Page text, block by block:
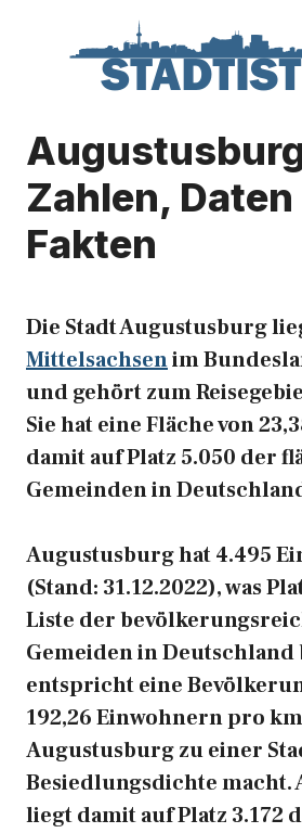
Zahlen,
Fakten
Die Stadt Augustusburg
Mittelsachsenim
und gehört zum
Sie hat eine Fläche von
damit auf Platz 5.050 der
Gemeinden in
Augustusburg hat 4.495
(Stand: 31.12.2022), was
Liste der
Gemeiden in Deutschland
entspricht eine
192,26 Einwohnern pro
Augustusburg zu einer
Besiedlungsdichte macht.
liegt damit auf Platz 3.172